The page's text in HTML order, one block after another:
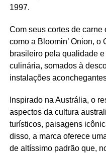
1997.
Com seus cortes de
como a Bloomin’ Onion, o
brasileiro pela qualidade
culinária, somados à
instalações
Inspirado na Austrália, o
aspectos da cultura
turísticos, paisagens
disso, a marca oferece
de altíssimo padrão que,